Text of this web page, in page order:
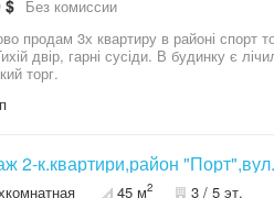
$ Без комиссии
продам 3х квартиру в районі спорт
двір, гарні сусіди. В будинку є
торг.
2-к.квартири,район
45 м2 3 / 5 эт.